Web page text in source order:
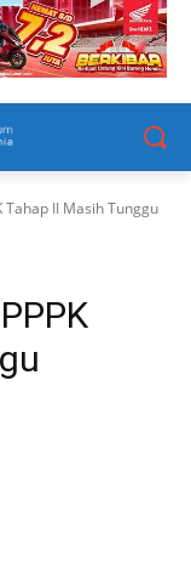
Tahap II Masih Tunggu